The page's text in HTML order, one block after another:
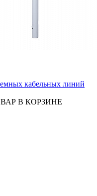
кабельных линий
В КОРЗИНЕ